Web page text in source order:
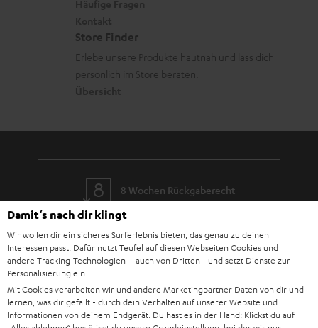
a
r
a
i
e
ü
c
a
h
m
e
k
o
d
a
n
Store Finder
Erlebe unsere Produkte hautnah und lass dich
persönlich im Store beraten.
8 Wochen Rückgaberecht
9 Teufel Stores
Mehr als 45 Jahre Erfahrung
Damit‘s nach dir klingt
Wir wollen dir ein sicheres Surferlebnis bieten, das genau zu deinen
Interessen passt. Dafür nutzt Teufel auf diesen Webseiten Cookies und
andere Tracking-Technologien – auch von Dritten - und setzt Dienste zur
Personalisierung ein.
Mit Cookies verarbeiten wir und andere Marketingpartner Daten von dir und
lernen, was dir gefällt - durch dein Verhalten auf unserer Website und
Informationen von deinem Endgerät. Du hast es in der Hand: Klickst du auf